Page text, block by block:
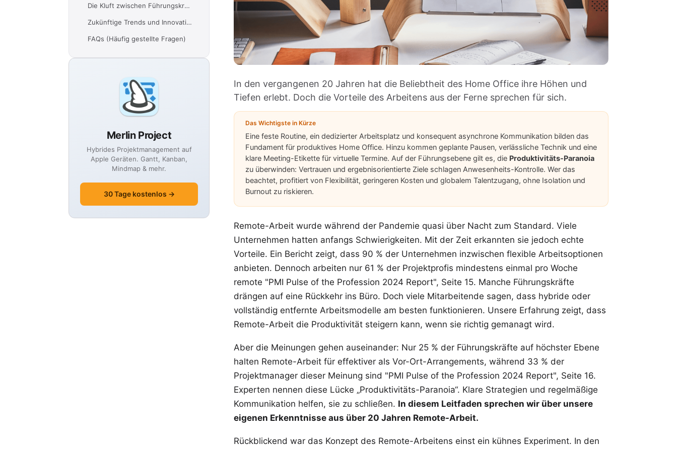
Die Kluft zwischen Führungskräften und Teams überbrücken
Zukünftige Trends und Innovationen im Bereich Remote-Arbeit
FAQs (Häufig gestellte Fragen)
Merlin Project
Hybrides Projektmanagement auf
Apple Geräten. Gantt, Kanban,
Mindmap & mehr.
30 Tage kostenlos →
In den vergangenen 20 Jahren hat die Beliebtheit des Home Office ihre Höhen und
Tiefen erlebt. Doch die Vorteile des Arbeitens aus der Ferne sprechen für sich.
Das Wichtigste in Kürze
Eine feste Routine, ein dedizierter Arbeitsplatz und konsequent asynchrone Kommunikation bilden das
Fundament für produktives Home Office. Hinzu kommen geplante Pausen, verlässliche Technik und eine
klare Meeting-Etikette für virtuelle Termine. Auf der Führungsebene gilt es, die Produktivitäts-Paranoia
zu überwinden: Vertrauen und ergebnisorientierte Ziele schlagen Anwesenheits-Kontrolle. Wer das
beachtet, profitiert von Flexibilität, geringeren Kosten und globalem Talentzugang, ohne Isolation und
Burnout zu riskieren.
Remote-Arbeit wurde während der Pandemie quasi über Nacht zum Standard. Viele
Unternehmen hatten anfangs Schwierigkeiten. Mit der Zeit erkannten sie jedoch echte
Vorteile. Ein Bericht zeigt, dass 90 % der Unternehmen inzwischen flexible Arbeitsoptionen
anbieten. Dennoch arbeiten nur 61 % der Projektprofis mindestens einmal pro Woche
remote "PMI Pulse of the Profession 2024 Report", Seite 15. Manche Führungskräfte
drängen auf eine Rückkehr ins Büro. Doch viele Mitarbeitende sagen, dass hybride oder
vollständig entfernte Arbeitsmodelle am besten funktionieren. Unsere Erfahrung zeigt, dass
Remote-Arbeit die Produktivität steigern kann, wenn sie richtig gemanagt wird.
Aber die Meinungen gehen auseinander: Nur 25 % der Führungskräfte auf höchster Ebene
halten Remote-Arbeit für effektiver als Vor-Ort-Arrangements, während 33 % der
Projektmanager dieser Meinung sind "PMI Pulse of the Profession 2024 Report", Seite 16.
Experten nennen diese Lücke „Produktivitäts-Paranoia“. Klare Strategien und regelmäßige
Kommunikation helfen, sie zu schließen. In diesem Leitfaden sprechen wir über unsere
eigenen Erkenntnisse aus über 20 Jahren Remote-Arbeit.
Rückblickend war das Konzept des Remote-Arbeitens einst ein kühnes Experiment. In den